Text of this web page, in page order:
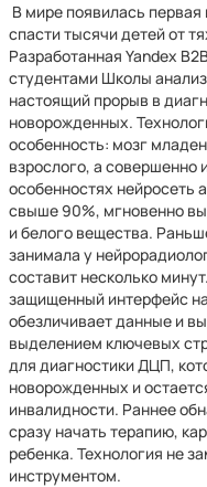
В мире появилась
спасти тысячи детей от
Разработанная Yandex
студентами Школы
настоящий прорыв в
новорожденных.
особенность: мозг
взрослого, а совершенно
особенностях нейросеть
свыше 90%, мгновенно
и белого вещества.
занимала у
составит несколько
защищенный интерфейс
обезличивает данные и
выделением ключевых
для диагностики ДЦП,
новорожденных и
инвалидности. Раннее
сразу начать терапию,
ребенка. Технология не
инструментом.